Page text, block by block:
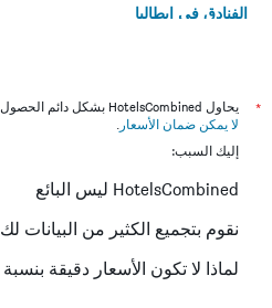
الفنادق في إيطاليا
*
يحاول HotelsCombined بشكل دائم الحصول على الأسعار الدقيقة، ولكن
لا يمكن ضمان الأسعار .
إليك السبب:
HotelsCombined ليس البائع
نقوم بتجميع الكثير من البيانات لك
لماذا لا تكون الأسعار دقيقة بنسبة 100٪؟